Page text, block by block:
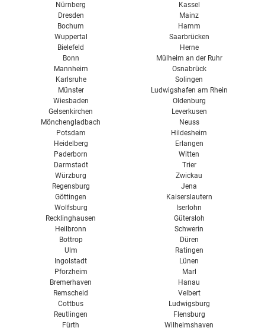
Nürnberg
Dresden
Bochum
Wuppertal
Bielefeld
Bonn
Mannheim
Karlsruhe
Münster
Wiesbaden
Gelsenkirchen
Mönchengladbach
Kassel
Mainz
Hamm
Saarbrücken
Herne
Mülheim an der Ruhr
Osnabrück
Solingen
Ludwigshafen am Rhein
Oldenburg
Leverkusen
Neuss
Potsdam
Heidelberg
Paderborn
Darmstadt
Würzburg
Regensburg
Göttingen
Wolfsburg
Recklinghausen
Heilbronn
Bottrop
Ulm
Ingolstadt
Pforzheim
Bremerhaven
Remscheid
Cottbus
Reutlingen
Fürth
Hildesheim
Erlangen
Witten
Trier
Zwickau
Jena
Kaiserslautern
Iserlohn
Gütersloh
Schwerin
Düren
Ratingen
Lünen
Marl
Hanau
Velbert
Ludwigsburg
Flensburg
Wilhelmshaven